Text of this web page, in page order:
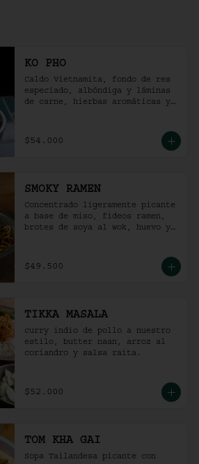
KO PHO
Caldo Vietnamita, fondo de res
especiado, albóndiga y láminas
de carne, hierbas aromáticas y
$54.000
SMOKY RAMEN
Concentrado ligeramente picante
a base de miso, fideos ramen,
brotes de soya al wok, huevo y
$49.500
TIKKA MASALA
curry indio de pollo a nuestro
estilo, butter naan, arroz al
coriandro y salsa raita.
$52.000
TOM KHA GAI
Sopa Tailandesa picante con